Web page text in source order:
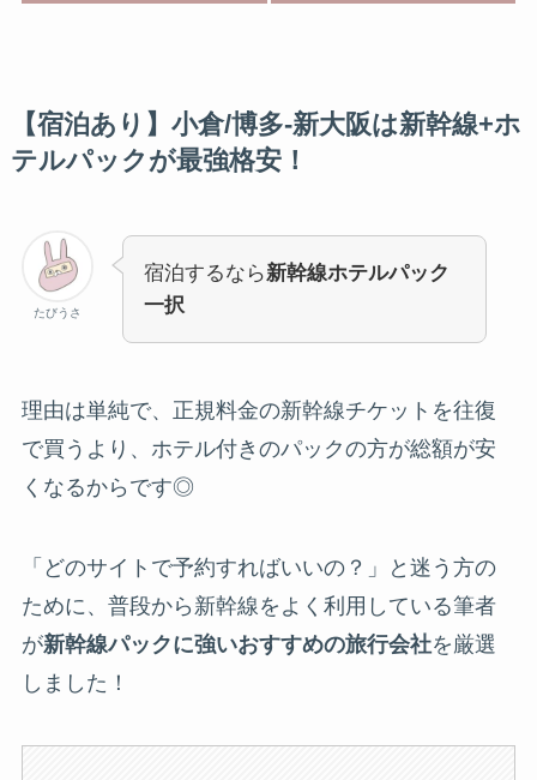
【宿泊あり】小倉/博多-新大阪は新幹線+ホ
テルパックが最強格安！
たびうさ
宿泊するなら新幹線ホテルパック
一択
理由は単純で、正規料金の新幹線チケットを往復
で買うより、ホテル付きのパックの方が総額が安
くなるからです◎
「どのサイトで予約すればいいの？」と迷う方の
ために、普段から新幹線をよく利用している筆者
が新幹線パックに強いおすすめの旅行会社を厳選
しました！